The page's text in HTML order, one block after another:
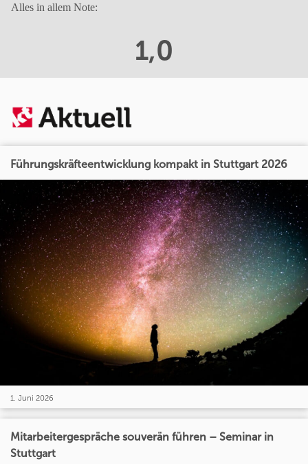
Alles in allem Note:
1,0
Führungskräfteentwicklung kompakt in Stuttgart 2026
1. Juni 2026
Mitarbeitergespräche souverän führen – Seminar in
Stuttgart